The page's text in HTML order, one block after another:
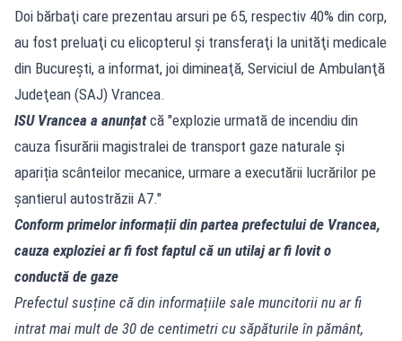
Doi bărbaţi care prezentau arsuri pe 65, respectiv 40% din corp,
au fost preluaţi cu elicopterul şi transferaţi la unităţi medicale
din Bucureşti, a informat, joi dimineaţă, Serviciul de Ambulanţă
Judeţean (SAJ) Vrancea.
ISU Vrancea a anunțatcă "explozie urmată de incendiu din
cauza fisurării magistralei de transport gaze naturale și
apariția scânteilor mecanice, urmare a executării lucrărilor pe
șantierul autostrăzii A7."
Conform primelor informații din partea prefectului de Vrancea,
cauza exploziei ar fi fost faptul că un utilaj ar fi lovit o
conductă de gaze
Prefectul susține că din informațiile sale muncitorii nu ar fi
intrat mai mult de 30 de centimetri cu săpăturile în pământ,